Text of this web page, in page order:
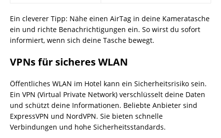
Ein cleverer Tipp: Nähe einen AirTag in deine Kameratasche
ein und richte Benachrichtigungen ein. So wirst du sofort
informiert, wenn sich deine Tasche bewegt.
VPNs für sicheres WLAN
Öffentliches WLAN im Hotel kann ein Sicherheitsrisiko sein.
Ein VPN (Virtual Private Network) verschlüsselt deine Daten
und schützt deine Informationen. Beliebte Anbieter sind
ExpressVPN und NordVPN. Sie bieten schnelle
Verbindungen und hohe Sicherheitsstandards.